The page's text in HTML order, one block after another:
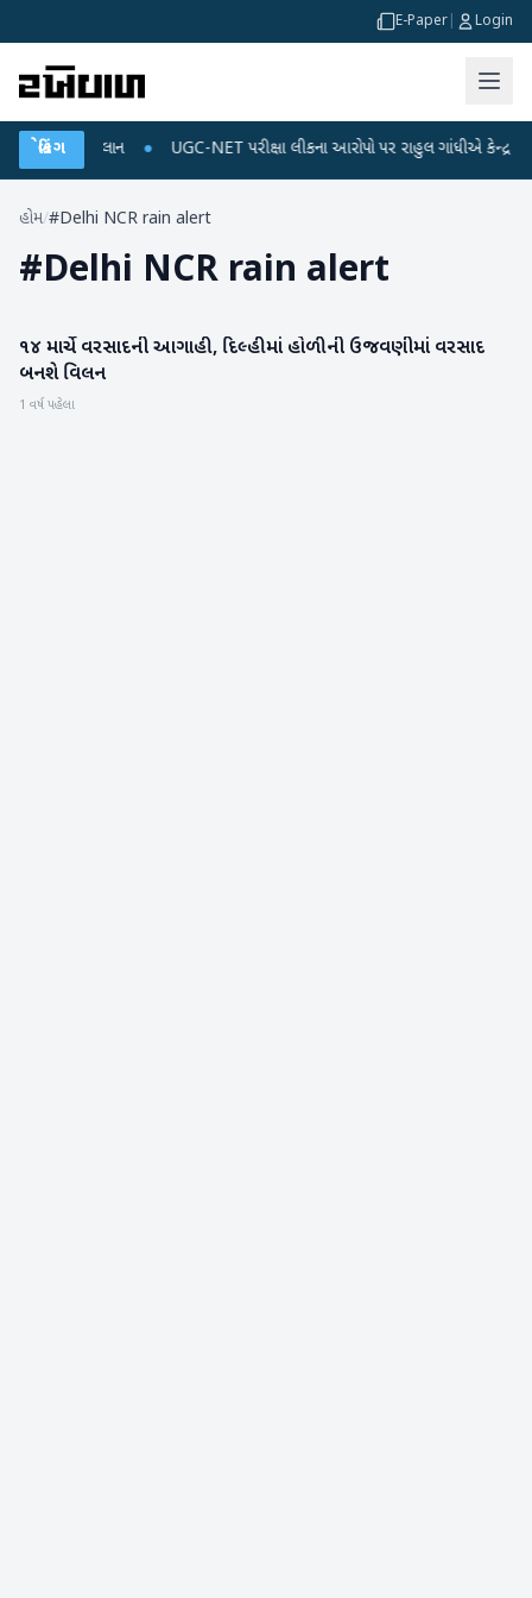
E-Paper Login
બ્રેકિંગ
અને ડેટા પ્લાન ● UGC-NET પરીક્ષા લીકના આરોપો પર રાહુલ ગાંધીએ કેન્દ્ર પર
હોમ/#Delhi NCR rain alert
#Delhi NCR rain alert
હવામાન
૧૪ માર્ચે વરસાદની આગાહી, દિલ્હીમાં હોળીની ઉજવણીમાં વરસાદ
બનશે વિલન
1 વર્ષ પહેલા